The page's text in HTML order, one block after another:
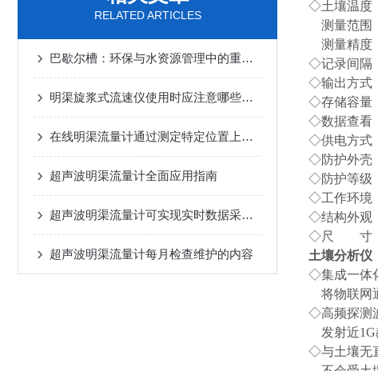
RELATED ARTICLES
巴歇尔槽：环保与水资源管理中的重要实验设备
明渠旋浆式流速仪使用时应注意哪些事项？
在线明渠流量计通过测定特定位置上的水位差来计算出液体的流速和总体积
超声波明渠流量计全面应用指南
超声波明渠流量计可实现实时数据采集和传输
超声波明渠流量计每月检查维护的内容
◇土壤温度
测量范围
测量精度
◇记录间隔
◇输出方式
◇存储容量
◇数据查看
◇供电方式
◇防护外壳
◇防护等级
◇工作环境
◇结构外观
◇尺 寸：
土壤分析仪
◇集成一体
将物联网
◇高频探测
发射近1G
◇与土壤无